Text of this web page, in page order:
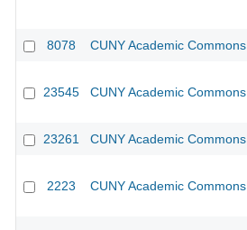
8078 CUNY Academic Commons
23545 CUNY Academic Commons
23261 CUNY Academic Commons
2223 CUNY Academic Commons